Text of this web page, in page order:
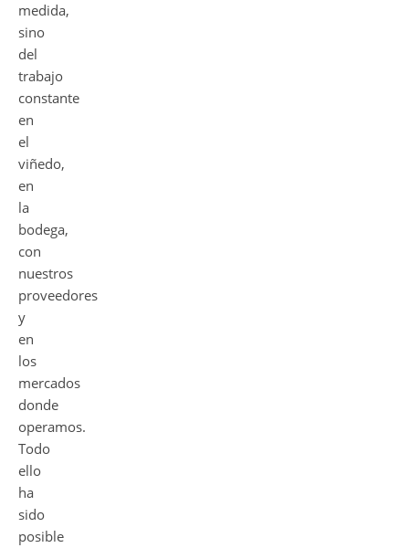
medida,
sino
del
trabajo
constante
en
el
viñedo,
en
la
bodega,
con
nuestros
proveedores
y
en
los
mercados
donde
operamos.
Todo
ello
ha
sido
posible